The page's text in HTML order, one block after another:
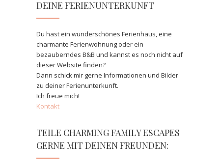
DEINE FERIENUNTERKUNFT
Du hast ein wunderschönes Ferienhaus, eine
charmante Ferienwohnung oder ein
bezauberndes B&B und kannst es noch nicht auf
dieser Website finden?
Dann schick mir gerne Informationen und Bilder
zu deiner Ferienunterkunft.
Ich freue mich!
Kontakt
TEILE CHARMING FAMILY ESCAPES
GERNE MIT DEINEN FREUNDEN: